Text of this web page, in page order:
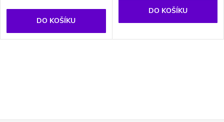
DO KOŠÍKU
DO KOŠÍKU